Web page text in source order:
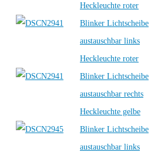
Heckleuchte roter
Blinker Lichtscheibe
austauschbar links
Heckleuchte roter
Blinker Lichtscheibe
austauschbar rechts
Heckleuchte gelbe
Blinker Lichtscheibe
austauschbar links